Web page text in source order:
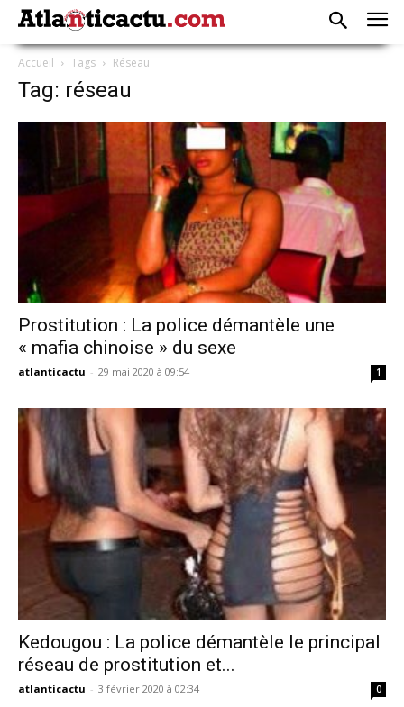
Accueil Tags Réseau
Tag: réseau
Prostitution : La police démantèle une
« mafia chinoise » du sexe
atlanticactu - 29 mai 2020 à 09:54 1
Kedougou : La police démantèle le principal
réseau de prostitution et...
atlanticactu - 3 février 2020 à 02:34 0